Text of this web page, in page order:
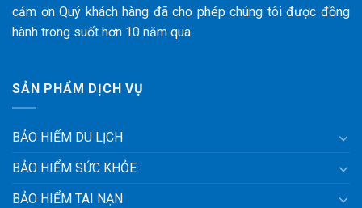
cảm ơn Quý khách hàng đã cho phép chúng tôi được đồng
hành trong suốt hơn 10 năm qua.
SẢN PHẨM DỊCH VỤ
BẢO HIỂM DU LỊCH
BẢO HIỂM SỨC KHỎE
BẢO HIỂM TAI NẠN